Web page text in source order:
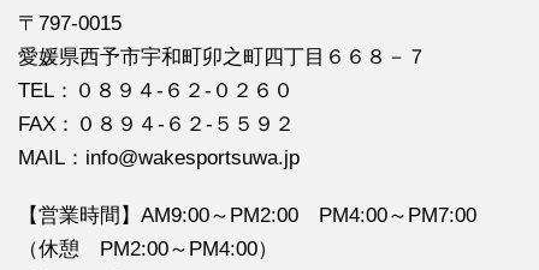
〒797-0015
愛媛県西予市宇和町卯之町四丁目６６８－７
TEL：０８９４‐６２‐０２６０
FAX：０８９４‐６２‐５５９２
MAIL：info@wakesportsuwa.jp
【営業時間】AM9:00～PM2:00 PM4:00～PM7:00
（休憩 PM2:00～PM4:00）